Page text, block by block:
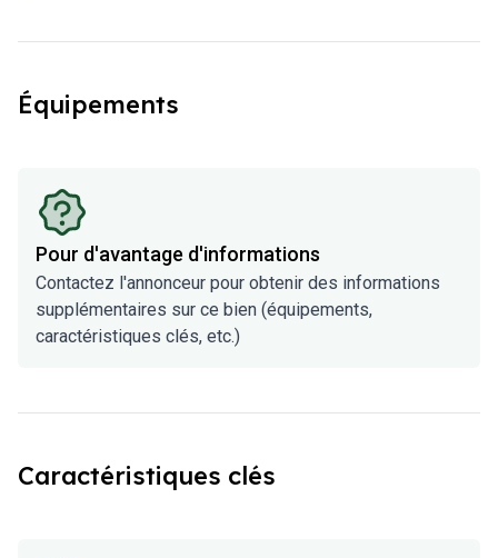
Équipements
Pour d'avantage d'informations
Contactez l'annonceur pour obtenir des informations
supplémentaires sur ce bien (équipements,
caractéristiques clés, etc.)
Caractéristiques clés